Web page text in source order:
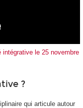
intégrative le 25 novembre
?
qui articule autour